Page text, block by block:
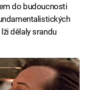
do budoucnosti
dělaly srandu